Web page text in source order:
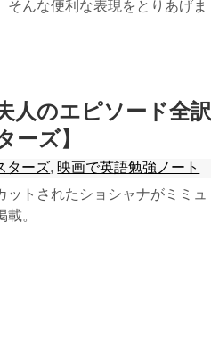
んな便利な表現をとりあげま
人のエピソード全訳
ーズ】
ターズ, 映画で英語勉強ノート
トされたショシャナがミミュ
。